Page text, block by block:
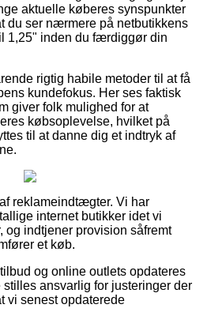
aktuelle køberes synspunkter
du ser nærmere på netbutikkens
1,25" inden du færdiggør din
rigtig habile metoder til at få
kundefokus. Her ses faktisk
giver folk mulighed for at
købsoplevelse, hvilket på
til at danne dig et indtryk af
reklameindtægter. Vi har
internet butikker idet vi
og indtjener provision såfremt
et køb.
og online outlets opdateres
stilles ansvarlig for justeringer der
vi senest opdaterede